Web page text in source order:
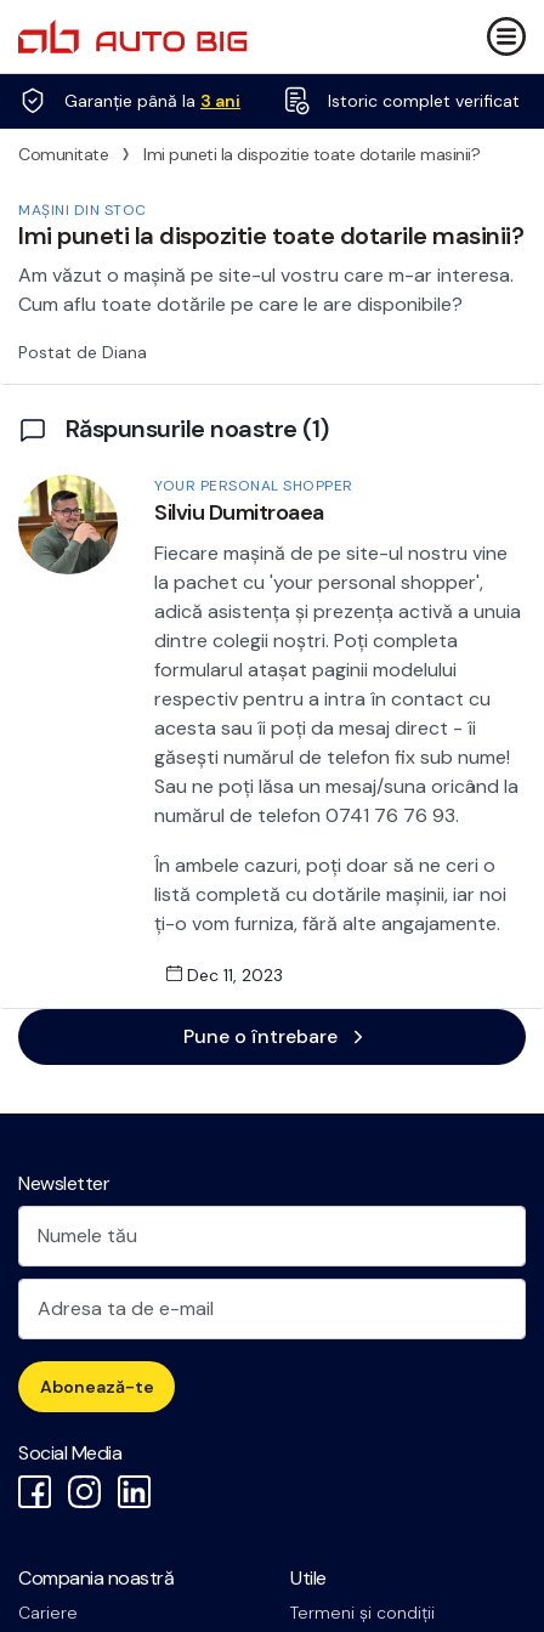
Garanție până la 3 ani Istoric complet verificat
Comunitate › Imi puneti la dispozitie toate dotarile masinii?
MAȘINI DIN STOC
Imi puneti la dispozitie toate dotarile masinii?
Am văzut o mașină pe site-ul vostru care m-ar interesa.
Cum aflu toate dotările pe care le are disponibile?
Postat de Diana
Răspunsurile noastre (1)
YOUR PERSONAL SHOPPER
Silviu Dumitroaea
Fiecare mașină de pe site-ul nostru vine
la pachet cu 'your personal shopper',
adică asistența și prezența activă a unuia
dintre colegii noștri. Poți completa
formularul atașat paginii modelului
respectiv pentru a intra în contact cu
acesta sau îi poți da mesaj direct - îi
găsești numărul de telefon fix sub nume!
Sau ne poți lăsa un mesaj/suna oricând la
numărul de telefon 0741 76 76 93.
În ambele cazuri, poți doar să ne ceri o
listă completă cu dotările mașinii, iar noi
ți-o vom furniza, fără alte angajamente.
Dec 11, 2023
Pune o întrebare
Newsletter
Abonează-te
Social Media
Compania noastră
Cariere
Utile
Termeni și condiții